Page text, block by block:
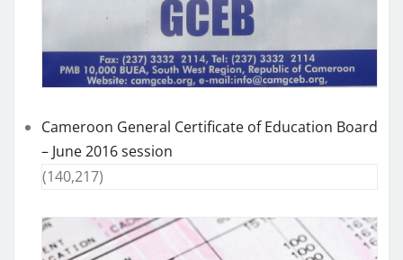
Cameroon General Certificate of Education Board
– June 2016 session
(140,217)